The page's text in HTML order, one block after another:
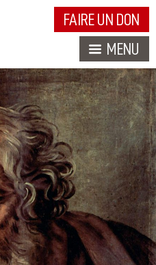
FAIRE UN DON
MENU